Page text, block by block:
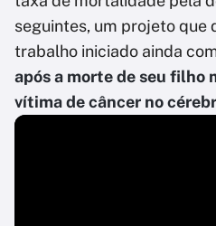
seguintes, um projeto que
trabalho iniciado ainda
após a morte de seu filho
vítima de câncer no